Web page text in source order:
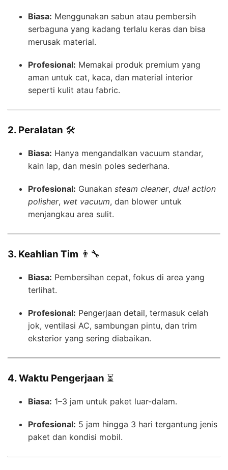
Biasa: Menggunakan sabun atau pembersih
serbaguna yang kadang terlalu keras dan bisa
merusak material.
Profesional: Memakai produk premium yang
aman untuk cat, kaca, dan material interior
seperti kulit atau fabric.
2. Peralatan 🛠️
Biasa: Hanya mengandalkan vacuum standar,
kain lap, dan mesin poles sederhana.
Profesional: Gunakan steam cleaner, dual action
polisher, wet vacuum, dan blower untuk
menjangkau area sulit.
3. Keahlian Tim 👨‍🔧
Biasa: Pembersihan cepat, fokus di area yang
terlihat.
Profesional: Pengerjaan detail, termasuk celah
jok, ventilasi AC, sambungan pintu, dan trim
eksterior yang sering diabaikan.
4. Waktu Pengerjaan ⏳
Biasa: 1–3 jam untuk paket luar-dalam.
Profesional: 5 jam hingga 3 hari tergantung jenis
paket dan kondisi mobil.